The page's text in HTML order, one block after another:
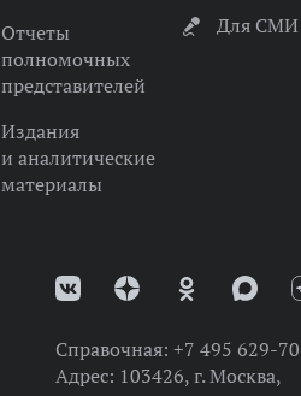
Отчеты
полномочных
представителей
Издания
и аналитические
материалы
Для СМИ
Справочная: +7 495 629-
Адрес: 103426, г. Москва,